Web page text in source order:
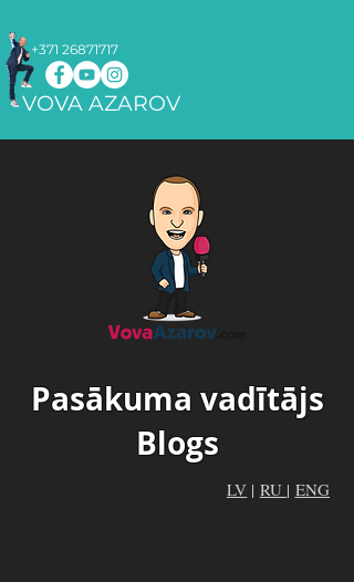
Pasākuma vadītājs
Blogs
LV | RU | ENG
+371 26871717
VOVA AZAROV